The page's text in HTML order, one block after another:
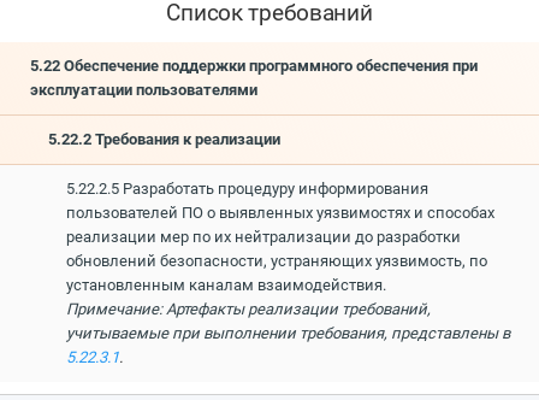
Список требований
5.22 Обеспечение поддержки программного обеспечения при
эксплуатации пользователями
5.22.2 Требования к реализации
5.22.2.5 Разработать процедуру информирования
пользователей ПО о выявленных уязвимостях и способах
реализации мер по их нейтрализации до разработки
обновлений безопасности, устраняющих уязвимость, по
установленным каналам взаимодействия.
Примечание: Артефакты реализации требований,
учитываемые при выполнении требования, представлены в
5.22.3.1.